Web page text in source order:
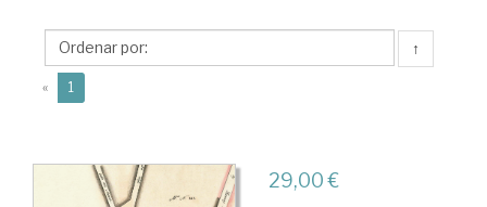
Carlos
J.
↑
« 1
29,00 €